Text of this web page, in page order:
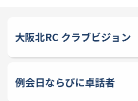
大阪北RC クラブビジョン
例会日ならびに卓話者